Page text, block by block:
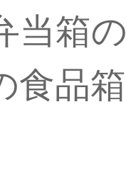
当箱
食品